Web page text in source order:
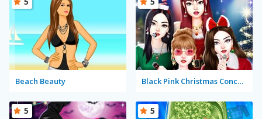
Beach Beauty Black Pink Christmas Concert
5 5